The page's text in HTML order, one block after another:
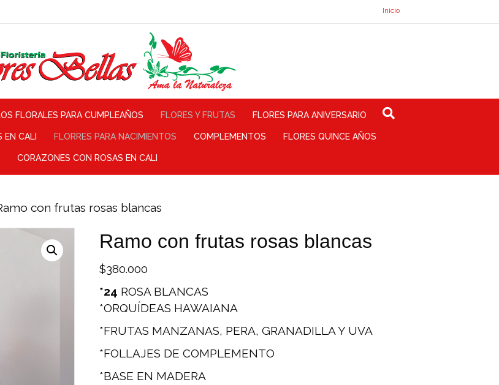
Inicio
FLORALES PARA CUMPLEAÑOS FLORES Y FRUTAS FLORES PARA ANIVERSARIO
EN CALI FLORRES PARA NACIMIENTOS COMPLEMENTOS FLORES QUINCE AÑOS
CORAZONES CON ROSAS EN CALI
con frutas rosas blancas
Ramo con frutas rosas blancas
$380.000
*24 ROSA BLANCAS
*ORQUÍDEAS HAWAIANA
*FRUTAS MANZANAS, PERA, GRANADILLA Y UVA
*FOLLAJES DE COMPLEMENTO
*BASE EN MADERA